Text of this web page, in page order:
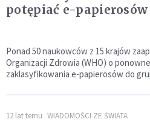
potępiać e-papierosów
Ponad 50 naukowców z 15 krajów
Organizacji Zdrowia (WHO) o
zaklasyfikowania e-papierosów do
12 lat temu WIADOMOŚCI ZE ŚWIATA